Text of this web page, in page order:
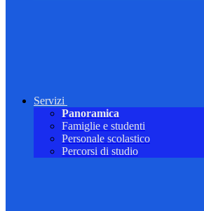
Servizi
Panoramica
Famiglie e studenti
Personale scolastico
Percorsi di studio